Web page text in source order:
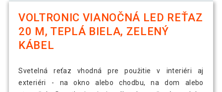
VOLTRONIC VIANOČNÁ LED REŤAZ
20 M, TEPLÁ BIELA, ZELENÝ
KÁBEL
Svetelná reťaz vhodná pre použitie v interiéri aj
exteriéri - na okno alebo chodbu, na dom alebo